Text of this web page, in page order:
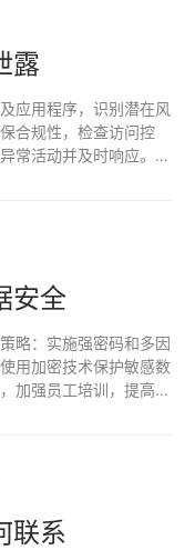
露
应用程序，识别潜在风
合规性，检查访问控
常活动并及时响应。通
安全
略：实施强密码和多因
用加密技术保护敏感数
加强员工培训，提高安
联系